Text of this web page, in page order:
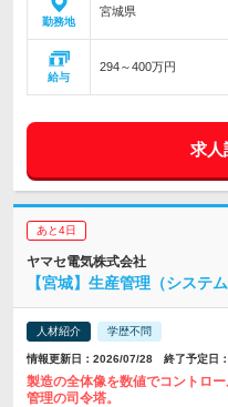
勤務地
宮城県
給与
294～400万円
求人
あと4日
ヤマセ電気株式会社
【宮城】生産管理（システ
人材紹介 学歴不問
情報更新日：2026/07/28 終了予定日
製造の全体像を数値でコントロ
管理の司令塔。